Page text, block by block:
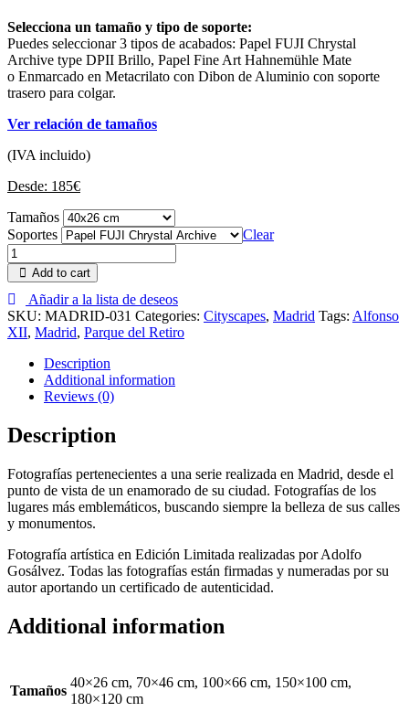
Selecciona un tamaño y tipo de soporte:
Puedes seleccionar 3 tipos de acabados: Papel FUJI Chrystal
Archive type DPII Brillo, Papel Fine Art Hahnemühle Mate
o Enmarcado en Metacrilato con Dibon de Aluminio con soporte
trasero para colgar.
Ver relación de tamaños
(IVA incluido)
Desde: 185€
Tamaños
Soportes
Clear
Add to cart
Añadir a la lista de deseos
SKU: MADRID-031 Categories: Cityscapes, Madrid Tags: Alfonso
XII, Madrid, Parque del Retiro
Description
Additional information
Reviews (0)
Description
Fotografías pertenecientes a una serie realizada en Madrid, desde el
punto de vista de un enamorado de su ciudad. Fotografías de los
lugares más emblemáticos, buscando siempre la belleza de sus calles
y monumentos.
Fotografía artística en Edición Limitada realizadas por Adolfo
Gosálvez. Todas las fotografías están firmadas y numeradas por su
autor aportando un certificado de autenticidad.
Additional information
Tamaños
40×26 cm, 70×46 cm, 100×66 cm, 150×100 cm,
180×120 cm